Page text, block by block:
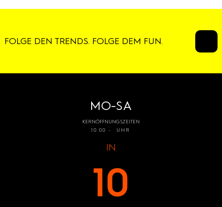
FOLGE DEN TRENDS. FOLGE DEM FUN.
MO-SA
KERNÖFFNUNGSZEITEN
10:00 - UHR
IN
10